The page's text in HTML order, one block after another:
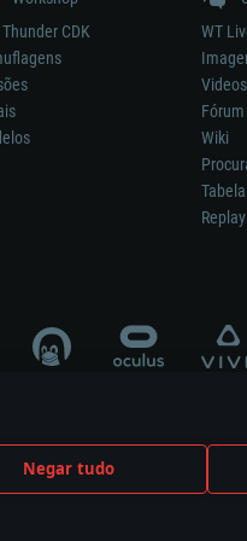
Negar tudo
CDK
WT
Videos
Fórum
Wiki
patrocínio ou aval do
owners.